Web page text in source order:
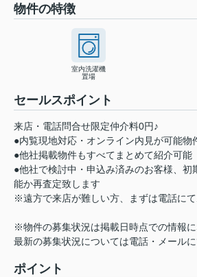
物件の特徴
室内洗濯機
置場
セールスポイント
来店・電話問合せ限定仲介料0円♪
●内覧現地対応・オンライン内見が可能物
●他社掲載物件もすべてまとめて紹介可能
●他社で検討中・申込み済みのお客様、初
能か再査定致します
※遠方で来店が難しい方、まずは電話に
※物件の募集状況は掲載日時点での情報
最新の募集状況については電話・メール
ポイント